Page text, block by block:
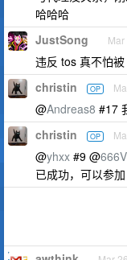
哈哈哈
JustSong
违反 tos 真不怕
christin OP
@Andreas8 #17
christin OP
@yhxx #9 @
已成功，可以参加